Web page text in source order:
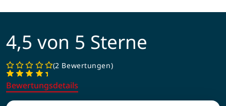
4,5 von 5 Sterne
2 Bewertungen
Bewertungsdetails